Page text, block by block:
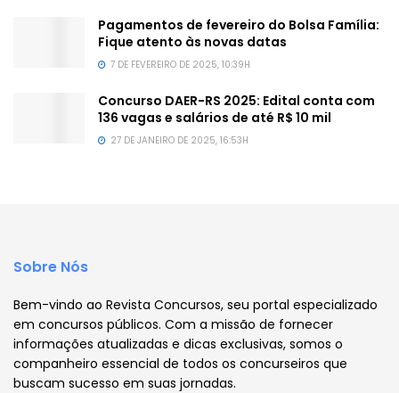
Pagamentos de fevereiro do Bolsa Família:
Fique atento às novas datas
7 DE FEVEREIRO DE 2025, 10:39H
Concurso DAER-RS 2025: Edital conta com
136 vagas e salários de até R$ 10 mil
27 DE JANEIRO DE 2025, 16:53H
Sobre Nós
Bem-vindo ao Revista Concursos, seu portal especializado
em concursos públicos. Com a missão de fornecer
informações atualizadas e dicas exclusivas, somos o
companheiro essencial de todos os concurseiros que
buscam sucesso em suas jornadas.